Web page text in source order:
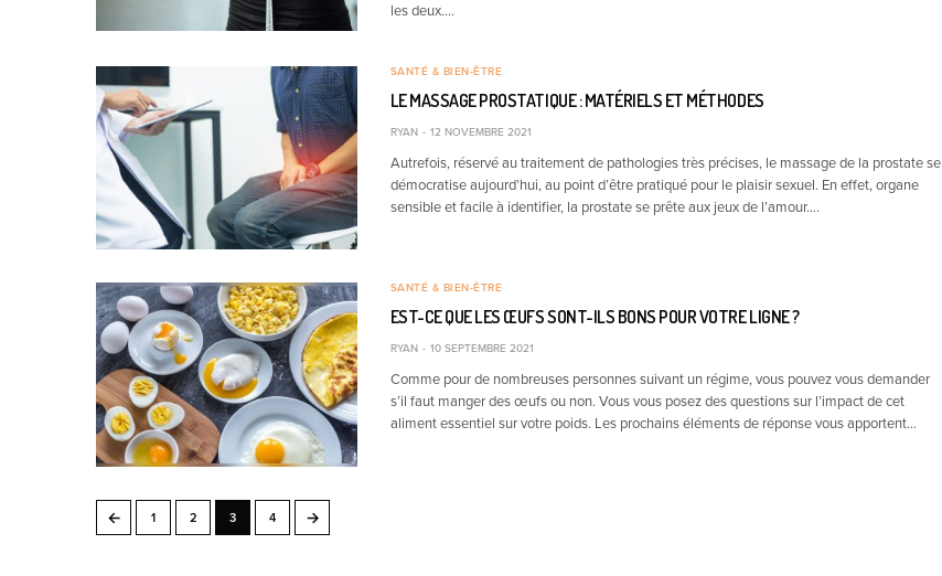
les deux.…
SANTÉ & BIEN-ÊTRE
LE MASSAGE PROSTATIQUE : MATÉRIELS ET MÉTHODES
RYAN 12 NOVEMBRE 2021
Autrefois, réservé au traitement de pathologies très précises, le massage de la prostate se
démocratise aujourd’hui, au point d’être pratiqué pour le plaisir sexuel. En effet, organe
sensible et facile à identifier, la prostate se prête aux jeux de l’amour.…
SANTÉ & BIEN-ÊTRE
EST-CE QUE LES ŒUFS SONT-ILS BONS POUR VOTRE LIGNE ?
RYAN 10 SEPTEMBRE 2021
Comme pour de nombreuses personnes suivant un régime, vous pouvez vous demander
s’il faut manger des œufs ou non. Vous vous posez des questions sur l’impact de cet
aliment essentiel sur votre poids. Les prochains éléments de réponse vous apportent…
← 1 2 3 4 →